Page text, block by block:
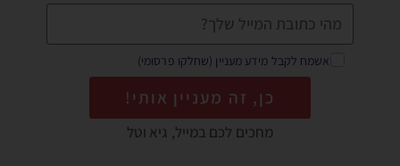
אשמח לקבל מידע מעניין (שחלקו פרסומי)
כן, זה מעניין אותי!
מחכים לכם במייל, גיא וטל